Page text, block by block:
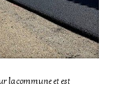
la commune et est